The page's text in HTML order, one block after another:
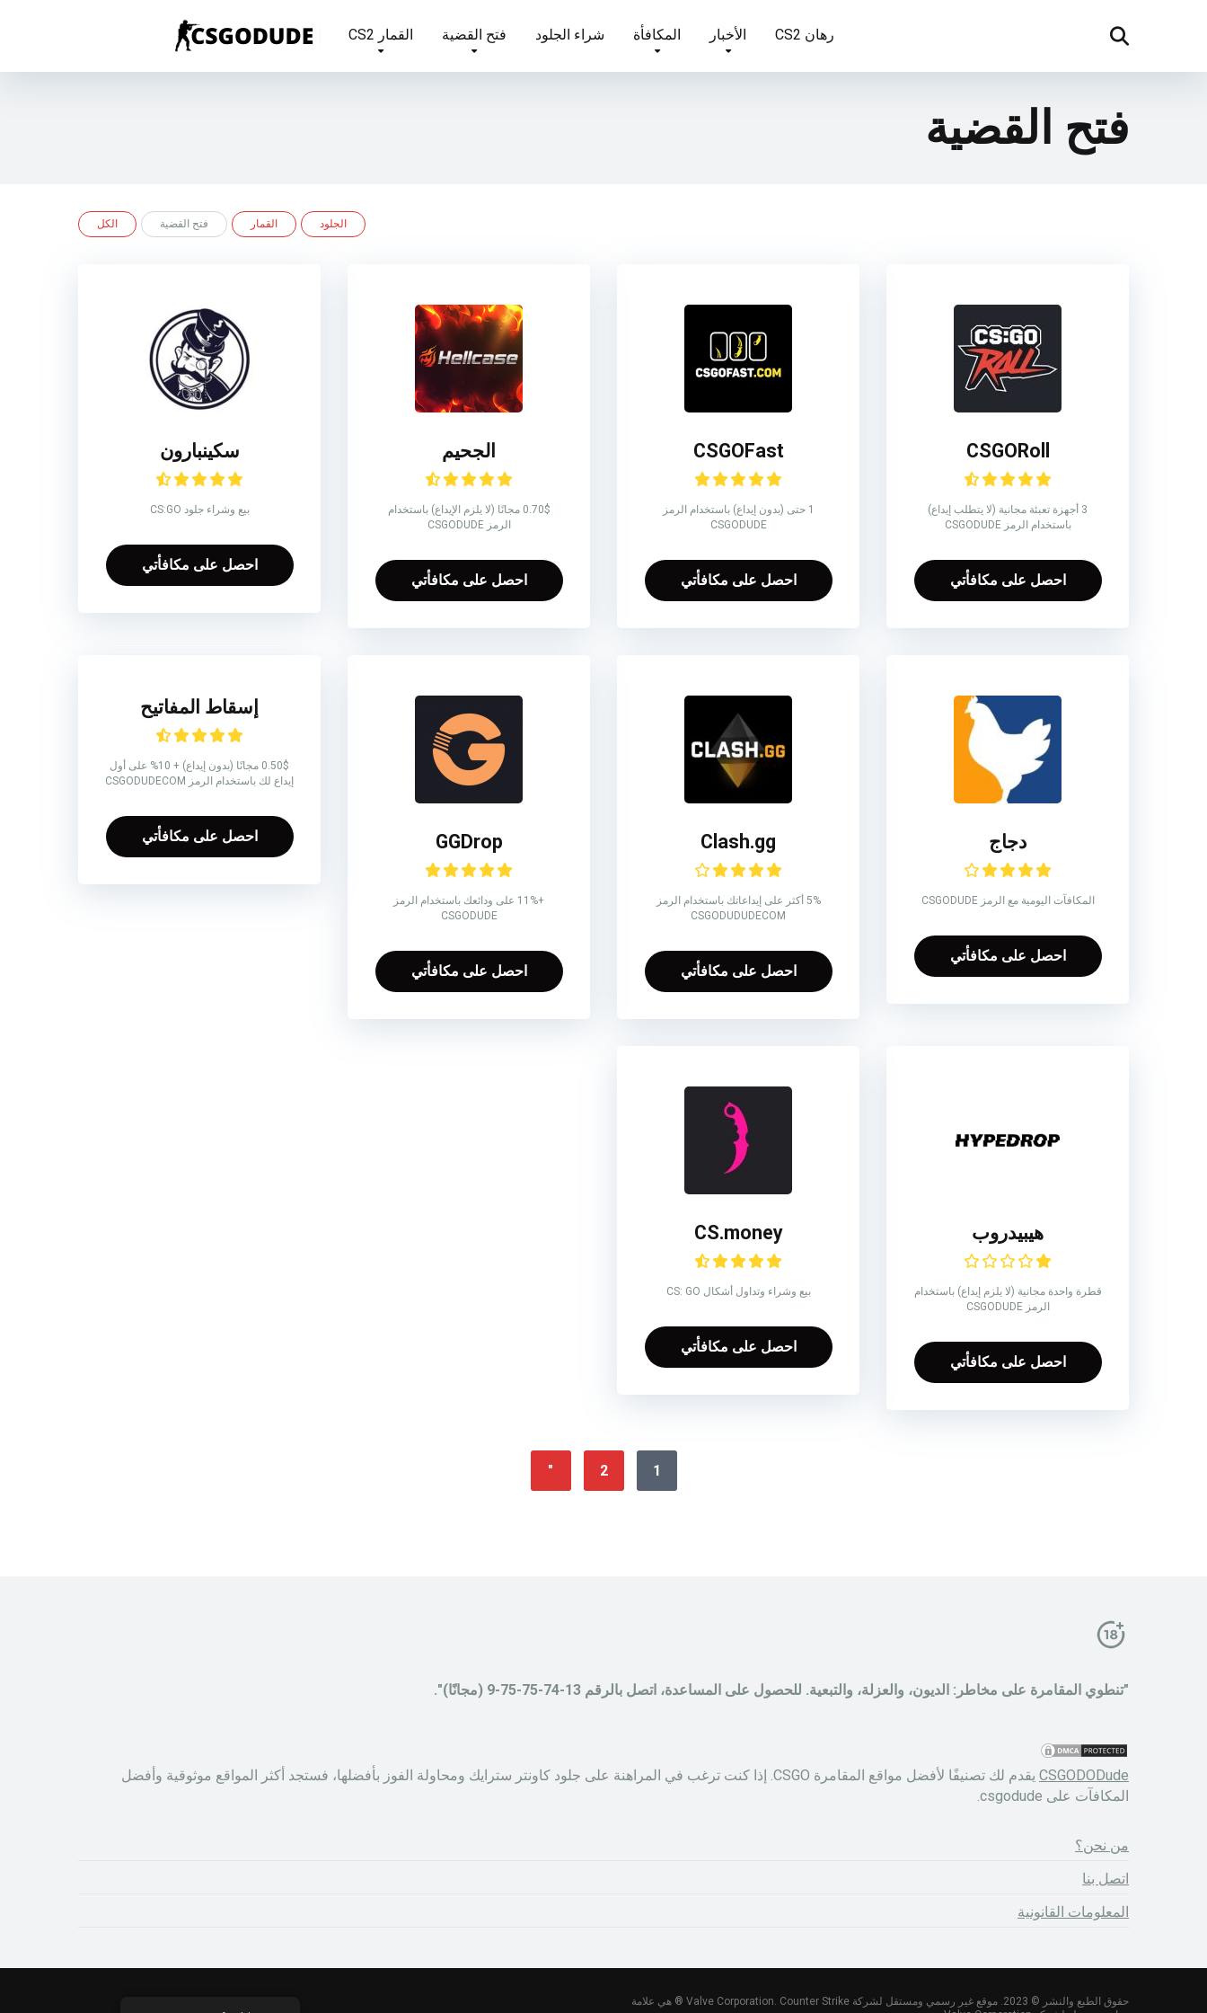
القمار CS2 فتح القضية شراء الجلود المكافأة الأخبار رهان CS2
فتح القضية
الكل فتح القضية القمار الجلود
CSGORoll
3 أجهزة تعبئة مجانية (لا يتطلب إيداع)
باستخدام الرمز CSGODUDE
احصل على مكافأتي
CSGOFast
1 حتى (بدون إيداع) باستخدام الرمز
CSGODUDE
احصل على مكافأتي
الجحيم
0.70$ مجانًا (لا يلزم الإيداع) باستخدام
الرمز CSGODUDE
احصل على مكافأتي
سكينبارون
بيع وشراء جلود CS:GO
احصل على مكافأتي
دجاج
المكافآت اليومية مع الرمز CSGODUDE
احصل على مكافأتي
Clash.gg
5% أكثر على إيداعاتك باستخدام الرمز
CSGODUDUDECOM
احصل على مكافأتي
GGDrop
+11% على ودائعك باستخدام الرمز
CSGODUDE
احصل على مكافأتي
إسقاط المفاتيح
0.50$ مجانًا (بدون إيداع) + 10% على أول
إيداع لك باستخدام الرمز CSGODUDECOM
احصل على مكافأتي
هيبيدروب
قطرة واحدة مجانية (لا يلزم إيداع) باستخدام
الرمز CSGODUDE
احصل على مكافأتي
CS.money
بيع وشراء وتداول أشكال CS: GO
احصل على مكافأتي
1
2
"
"تنطوي المقامرة على مخاطر: الديون، والعزلة، والتبعية. للحصول على المساعدة، اتصل بالرقم 13-74-75-75-9 (مجانًا)".
CSGODODude
يقدم لك تصنيفًا لأفضل مواقع المقامرة CSGO. إذا كنت ترغب في المراهنة على جلود كاونتر سترايك ومحاولة الفوز بأفضلها، فستجد أكثر المواقع موثوقية وأفضل
المكافآت على csgodude.
من نحن؟
اتصل بنا
المعلومات القانونية
حقوق الطبع والنشر © 2023. موقع غير رسمي ومستقل لشركة Valve Corporation. Counter Strike ® هي علامة